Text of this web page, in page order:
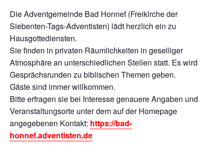
Die Adventgemeinde Bad Honnef (Freikirche der
Siebenten-Tags-Adventisten) lädt herzlich ein zu
Hausgottediensten.
Sie finden in privaten Räumlichkeiten in geselliger
Atmosphäre an unterschiedlichen Stellen statt. Es wird
Gesprächsrunden zu biblischen Themen geben.
Gäste sind immer willkommen.
Bitte erfragen sie bei Interesse genauere Angaben und
Veranstaltungsorte unter dem auf der Homepage
angegebenen Kontakt: https://bad-
honnef.adventisten.de